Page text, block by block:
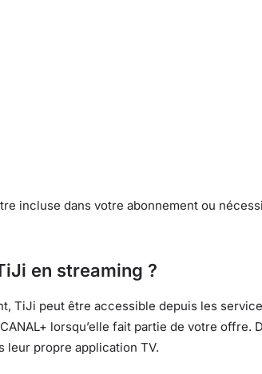
incluse dans votre abonnement ou
en streaming ?
TiJi peut être accessible depuis les
lorsqu’elle fait partie de votre offre.
leur propre application TV.